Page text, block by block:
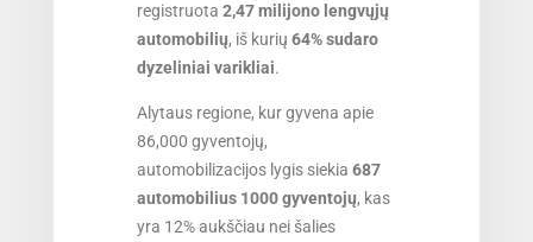
registruota 2,47 milijono lengvųjų
automobilių, iš kurių 64% sudaro
dyzeliniai varikliai.
Alytaus regione, kur gyvena apie
86,000 gyventojų,
automobilizacijos lygis siekia 687
automobilius 1000 gyventojų, kas
yra 12% aukščiau nei šalies